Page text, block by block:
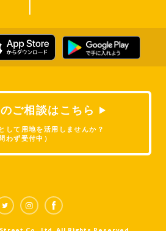
ご相談はこちら
して用地を活用しませんか？
わず受付中）